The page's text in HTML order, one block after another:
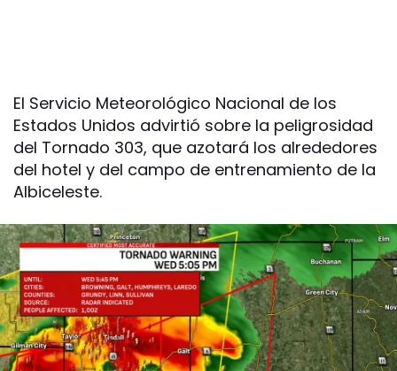
El Servicio Meteorológico Nacional de los
Estados Unidos advirtió sobre la peligrosidad
del Tornado 303, que azotará los alrededores
del hotel y del campo de entrenamiento de la
Albiceleste.